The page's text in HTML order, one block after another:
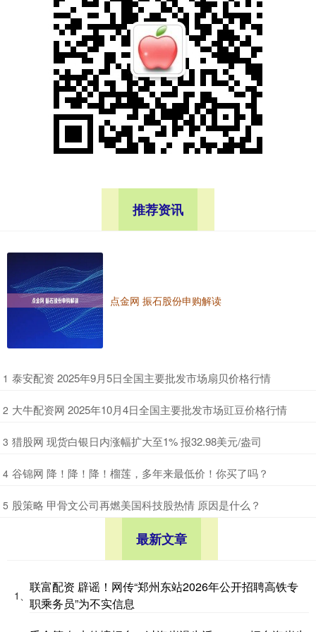
推荐资讯
点金网 振石股份申购解读
1 ​泰安配资 2025年9月5日全国主要批发市场扇贝价格行情
2 ​大牛配资网 2025年10月4日全国主要批发市场豇豆价格行情
3 ​猎股网 现货白银日内涨幅扩大至1% 报32.98美元/盎司
4 ​谷锦网 降！降！降！榴莲，多年来最低价！你买了吗？
5 ​股策略 甲骨文公司再燃美国科技股热情 原因是什么？
最新文章
1、
联富配资 辟谣！网传“郑州东站2026年公开招聘高铁专
职乘务员”为不实信息